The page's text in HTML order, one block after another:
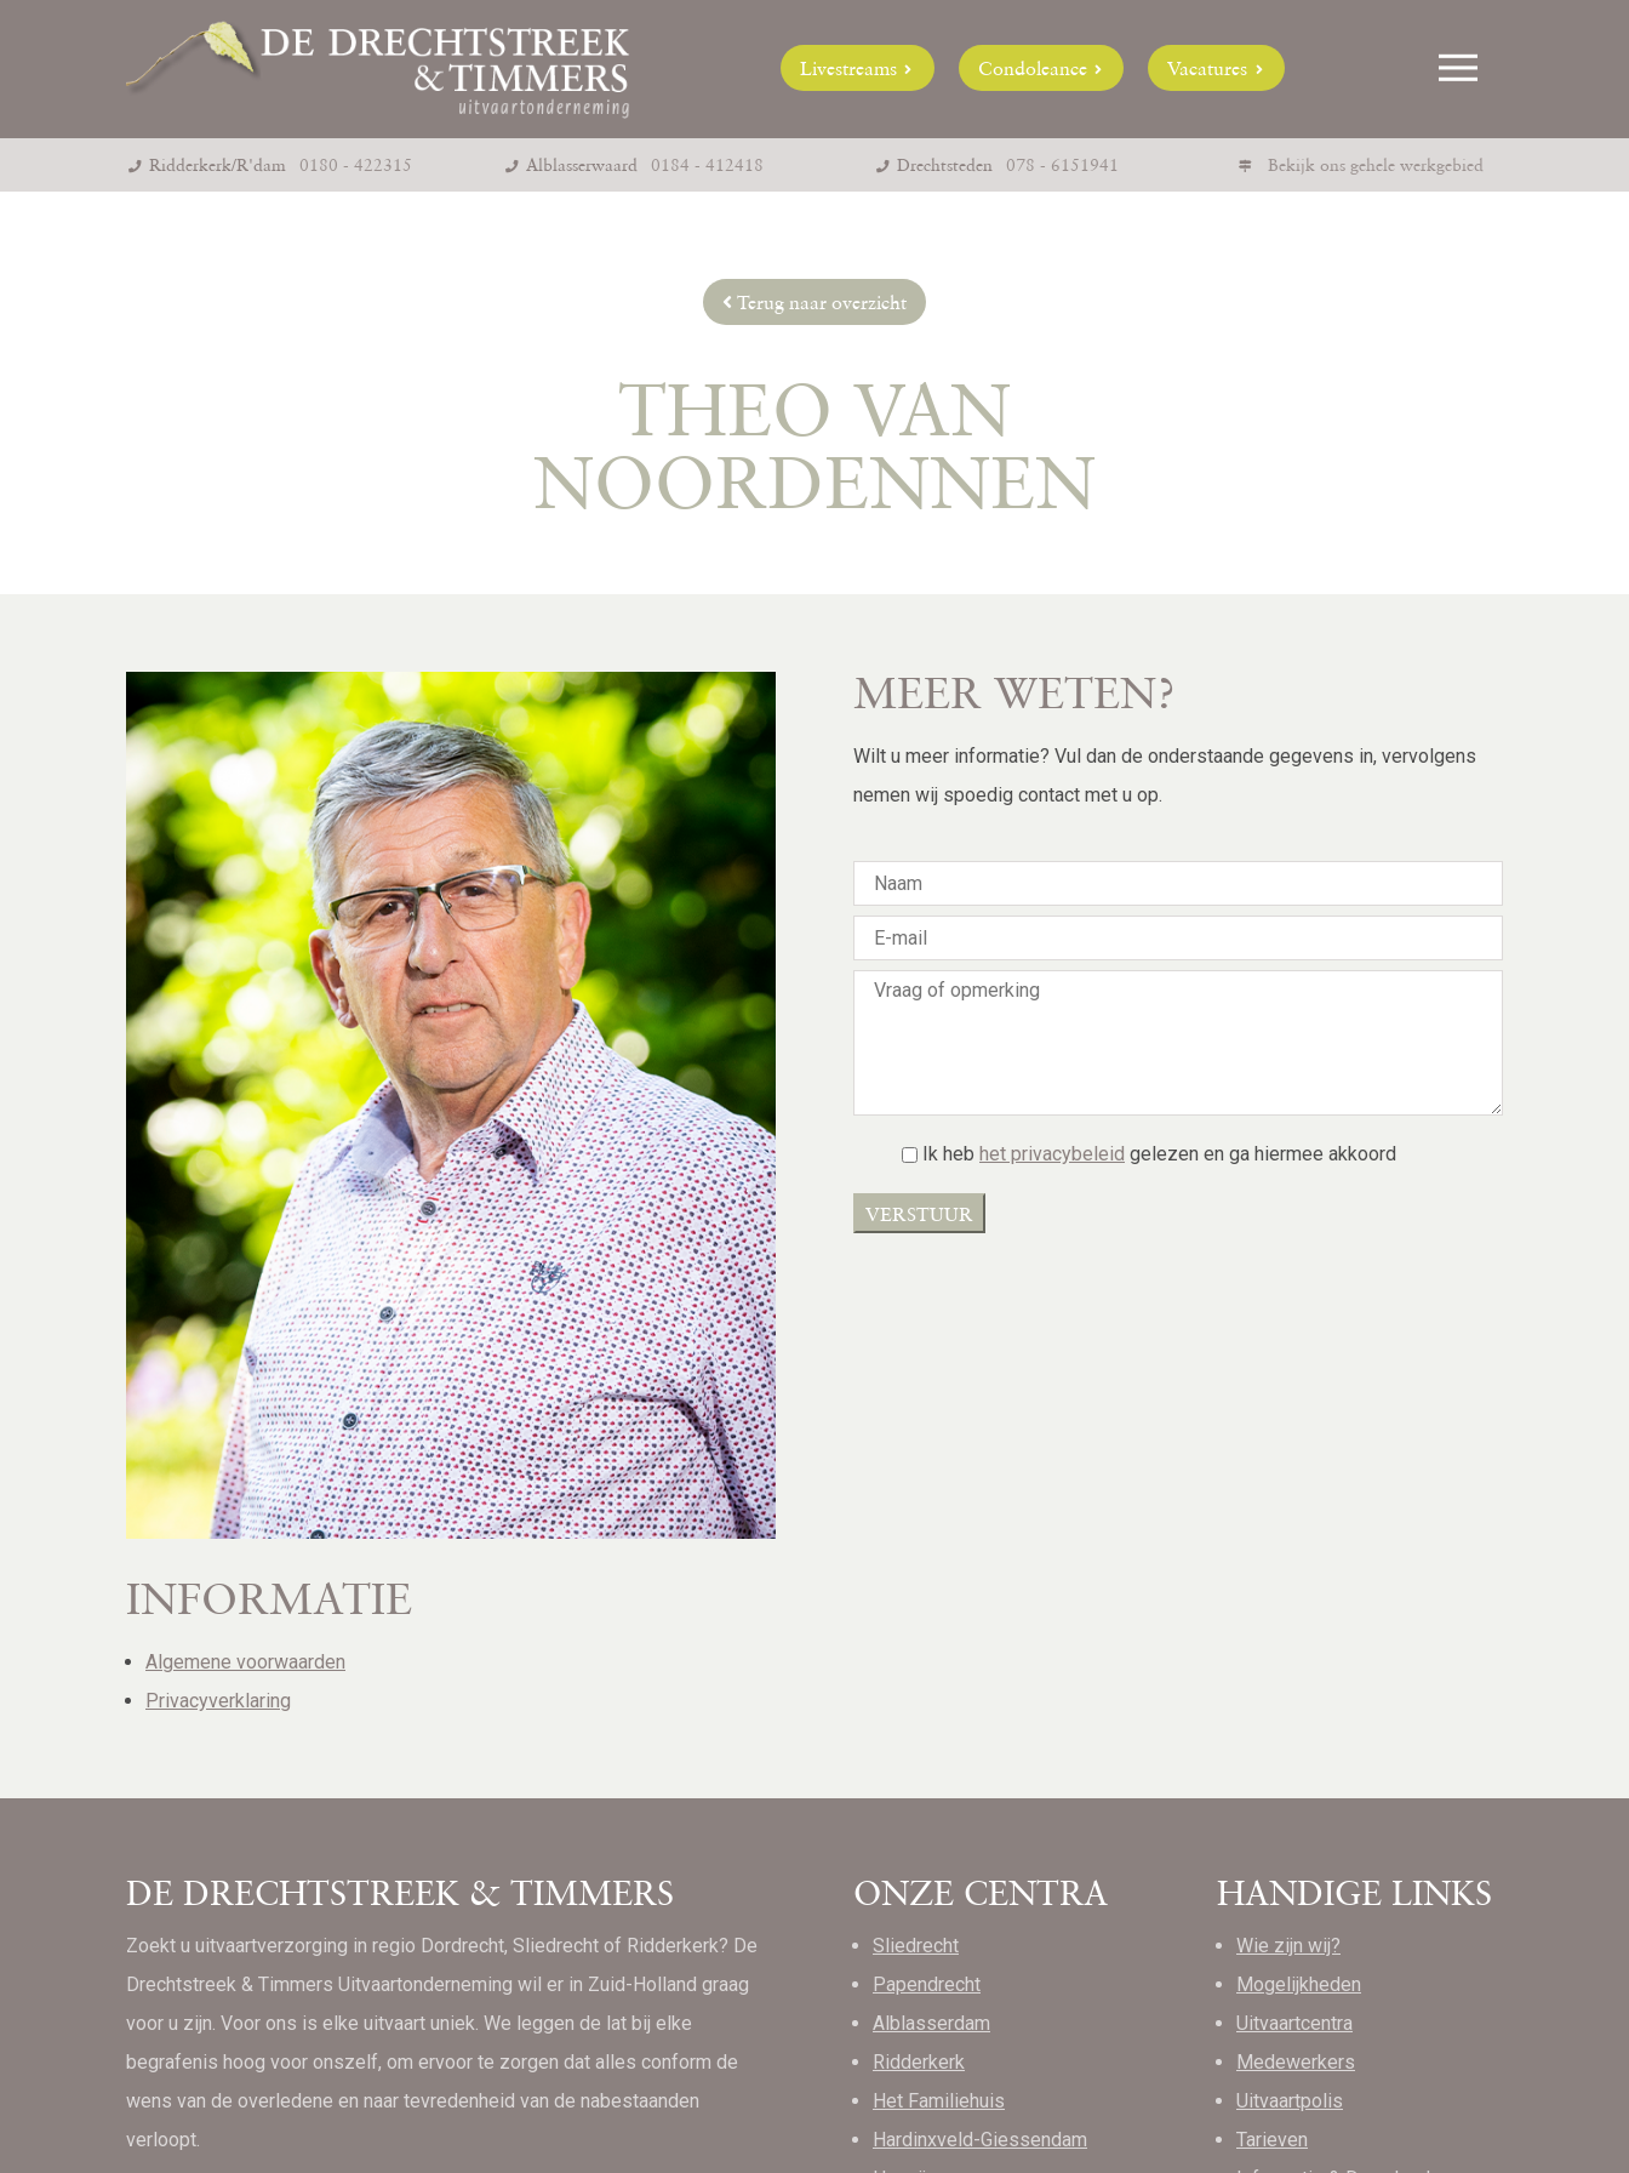
Livestreams Condoleance Vacatures
Ridderkerk/R'dam 0180 - 422315 Alblasserwaard 0184 - 412418 Drechtsteden 078 - 6151941 Bekijk ons gehele werkgebied
Terug naar overzicht
THEO VAN
NOORDENNEN
INFORMATIE
Algemene voorwaarden
Privacyverklaring
MEER WETEN?
Wilt u meer informatie? Vul dan de onderstaande gegevens in, vervolgens
nemen wij spoedig contact met u op.
Ik heb het privacybeleid gelezen en ga hiermee akkoord
DE DRECHTSTREEK & TIMMERS
Zoekt u uitvaartverzorging in regio Dordrecht, Sliedrecht of Ridderkerk? De
Drechtstreek & Timmers Uitvaartonderneming wil er in Zuid-Holland graag
voor u zijn. Voor ons is elke uitvaart uniek. We leggen de lat bij elke
begrafenis hoog voor onszelf, om ervoor te zorgen dat alles conform de
wens van de overledene en naar tevredenheid van de nabestaanden
verloopt.
ONZE CENTRA
Sliedrecht
Papendrecht
Alblasserdam
Ridderkerk
Het Familiehuis
Hardinxveld-Giessendam
HANDIGE LINKS
Wie zijn wij?
Mogelijkheden
Uitvaartcentra
Medewerkers
Uitvaartpolis
Tarieven